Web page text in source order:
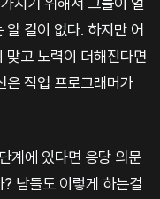
알 길이 없다. 하지만 어
맞고 노력이 더해진다면
은 직업 프로그래머가
계에 있다면 응당 의문
남들도 이렇게 하는걸